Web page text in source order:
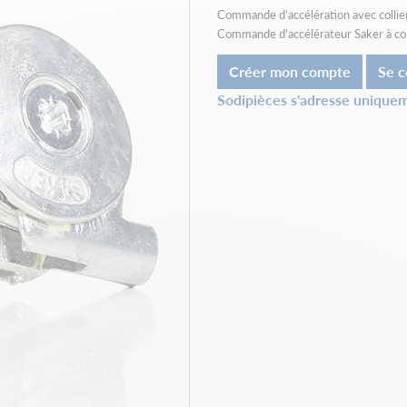
Commande d’accélération avec
Commande d'accélérateur Saker à
Créer mon compte
Se
Sodipièces s'adresse